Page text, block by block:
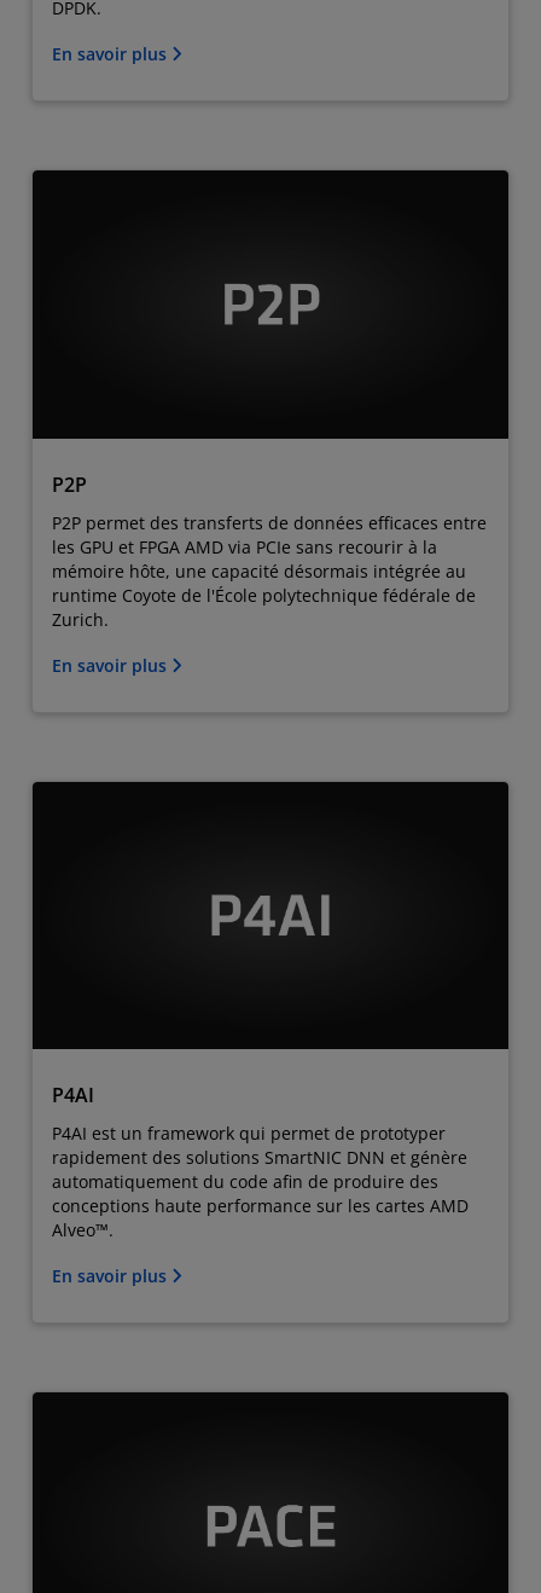
DPDK.
En savoir plus
P2P
P2P permet des transferts de données efficaces entre
les GPU et FPGA AMD via PCIe sans recourir à la
mémoire hôte, une capacité désormais intégrée au
runtime Coyote de l'École polytechnique fédérale de
Zurich.
En savoir plus
P4AI
P4AI est un framework qui permet de prototyper
rapidement des solutions SmartNIC DNN et génère
automatiquement du code afin de produire des
conceptions haute performance sur les cartes AMD
Alveo™.
En savoir plus